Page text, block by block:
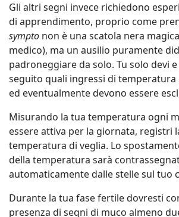
Gli altri segni invece richiedono
di apprendimento, proprio come
sympto non è una scatola nera
medico), ma un ausilio puramente
padroneggiare da solo. Tu solo devi
seguito quali ingressi di
ed eventualmente devono essere
Misurando la tua temperatura ogni
essere attiva per la giornata, registri
temperatura di veglia. Lo
della temperatura sarà
automaticamente dalle stelle sul tuo
Durante la tua fase fertile dovresti
presenza di segni di muco almeno